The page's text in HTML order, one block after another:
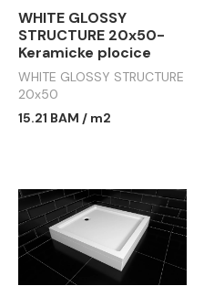
WHITE GLOSSY
STRUCTURE 20x50-
Keramicke plocice
WHITE GLOSSY STRUCTURE
20x50
15.21 BAM / m2